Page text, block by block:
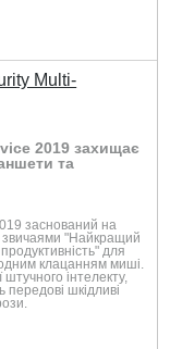
Multi-
2019 захищає
та
заснований на
звичаями "Найкращий
для
клацанням миші.
штучного інтелекту,
передові шкідливі